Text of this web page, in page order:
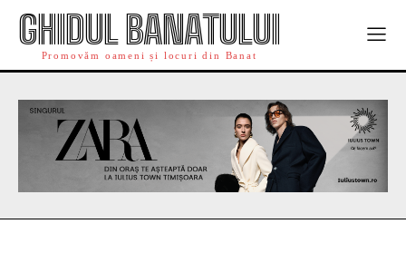
GHIDUL BANATULUI
Promovăm oameni și locuri din Banat